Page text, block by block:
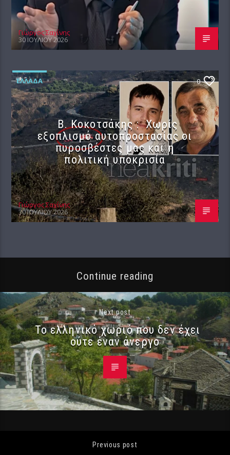
Γιώργος Σαχίνης
30 ΙΟΥΛΊΟΥ 2026
ΕΛΛΆΔΑ 0
Β. Κοκοτσάκης : Χωρίς
εξοπλισμό αυτοπροστασίας οι
πυροσβέστες μας και η
πολιτική υποκρισία
Γιώργος Σαχίνης
30 ΙΟΥΛΊΟΥ 2026
Continue reading
Next post
Το ελληνικό χωριό που δεν έχει
ούτε έναν άνεργο
Previous post